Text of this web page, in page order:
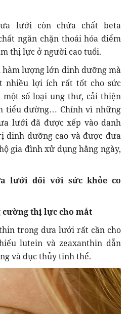
lưới còn chứa chất beta
ngăn chặn thoái hóa điểm
thị lực ở người cao tuổi.
lượng lớn dinh dưỡng mà
nhiều lợi ích rất tốt cho sức
một số loại ung thư, cải thiện
tiểu đường… Chính vì những
lưới đã được xếp vào danh
dinh dưỡng cao và được đưa
gia đình xử dụng hằng ngày,
lưới đối với sức khỏe co
cường thị lực cho mắt
trong dưa lưới rất cần cho
lutein và zeaxanthin dẫn
và đục thủy tinh thể.